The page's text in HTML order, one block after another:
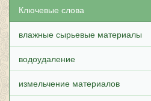
Ключевые слова
влажные сырьевые материалы
водоудаление
измельчение материалов